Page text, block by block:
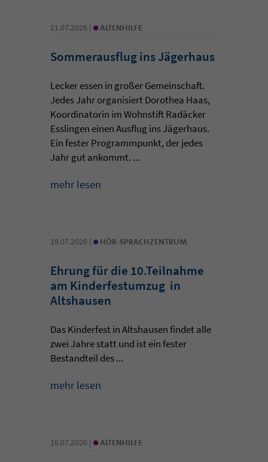
21.07.2026 | • ALTENHILFE
Sommerausflug ins Jägerhaus
Lecker essen in großer Gemeinschaft.
Jedes Jahr organisiert Dorothea Haas,
Koordinatorin im Wohnstift Radäcker
Esslingen einen Ausflug ins Jägerhaus.
Ein fester Programmpunkt, der jedes
Jahr gut ankommt. ...
mehr lesen
19.07.2026 | • HÖR-SPRACHZENTRUM
Ehrung für die 10.Teilnahme
am Kinderfestumzug in
Altshausen
Das Kinderfest in Altshausen findet alle
zwei Jahre statt und ist ein fester
Bestandteil des ...
mehr lesen
16.07.2026 | • ALTENHILFE